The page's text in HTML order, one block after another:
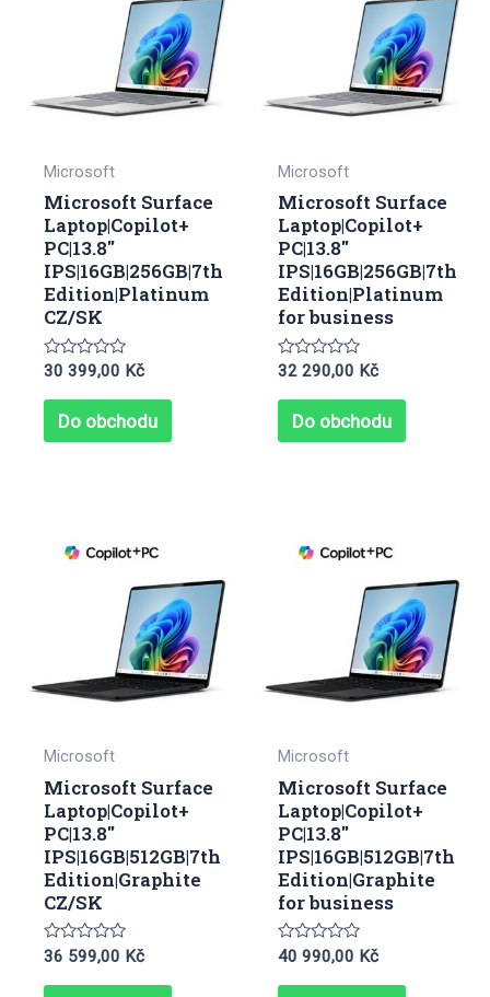
Microsoft
Microsoft Surface
Laptop|Copilot+
PC|13.8″
IPS|16GB|256GB|7th
Edition|Platinum
CZ/SK
Hodnocení
z
30 399,00 Kč
Do obchodu
Microsoft
Microsoft Surface
Laptop|Copilot+
PC|13.8″
IPS|16GB|256GB|7th
Edition|Platinum
for business
Hodnocení
z
32 290,00 Kč
Do obchodu
Microsoft
Microsoft Surface
Laptop|Copilot+
PC|13.8″
IPS|16GB|512GB|7th
Edition|Graphite
CZ/SK
Hodnocení
z
36 599,00 Kč
Microsoft
Microsoft Surface
Laptop|Copilot+
PC|13.8″
IPS|16GB|512GB|7th
Edition|Graphite
for business
Hodnocení
z
40 990,00 Kč